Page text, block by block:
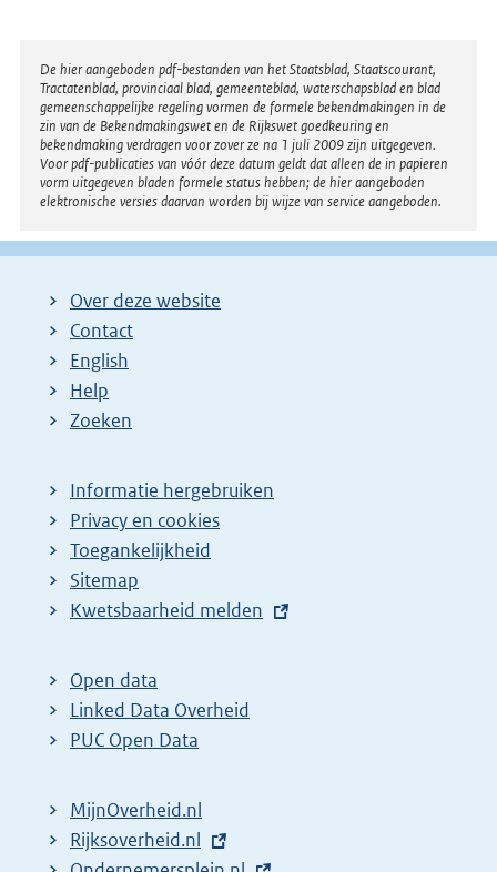
Disclaimer
De hier aangeboden pdf-bestanden van het Staatsblad, Staatscourant,
Tractatenblad, provinciaal blad, gemeenteblad, waterschapsblad en blad
gemeenschappelijke regeling vormen de formele bekendmakingen in de
zin van de Bekendmakingswet en de Rijkswet goedkeuring en
bekendmaking verdragen voor zover ze na 1 juli 2009 zijn uitgegeven.
Voor pdf-publicaties van vóór deze datum geldt dat alleen de in papieren
vorm uitgegeven bladen formele status hebben; de hier aangeboden
elektronische versies daarvan worden bij wijze van service aangeboden.
Over deze website
Contact
English
Help
Zoeken
Informatie hergebruiken
Privacy en cookies
Toegankelijkheid
Sitemap
E
t
e
r
l
i
Kwetsbaarheid melden
Open data
Linked Data Overheid
PUC Open Data
MijnOverheid.nl
E
Rijksoverheid.nl